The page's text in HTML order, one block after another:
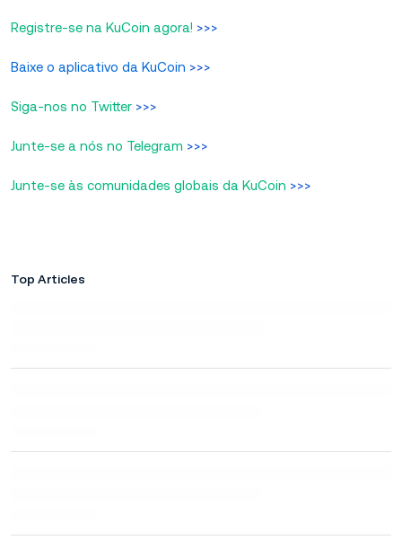
Registre-se na KuCoin agora! >>>
Baixe o aplicativo da KuCoin >>>
Siga-nos no Twitter >>>
Junte-se a nós no Telegram >>>
Junte-se às comunidades globais da KuCoin >>>
Top Articles